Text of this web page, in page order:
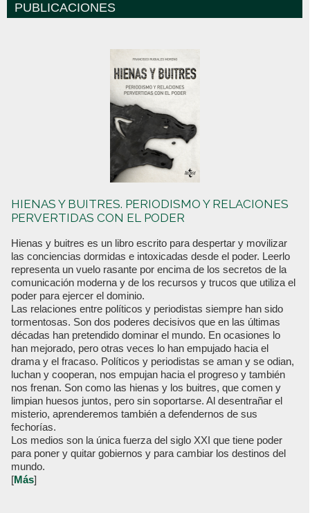
PUBLICACIONES
HIENAS Y BUITRES. PERIODISMO Y RELACIONES
PERVERTIDAS CON EL PODER
Hienas y buitres es un libro escrito para despertar y movilizar
las conciencias dormidas e intoxicadas desde el poder. Leerlo
representa un vuelo rasante por encima de los secretos de la
comunicación moderna y de los recursos y trucos que utiliza el
poder para ejercer el dominio.
Las relaciones entre políticos y periodistas siempre han sido
tormentosas. Son dos poderes decisivos que en las últimas
décadas han pretendido dominar el mundo. En ocasiones lo
han mejorado, pero otras veces lo han empujado hacia el
drama y el fracaso. Políticos y periodistas se aman y se odian,
luchan y cooperan, nos empujan hacia el progreso y también
nos frenan. Son como las hienas y los buitres, que comen y
limpian huesos juntos, pero sin soportarse. Al desentrañar el
misterio, aprenderemos también a defendernos de sus
fechorías.
Los medios son la única fuerza del siglo XXI que tiene poder
para poner y quitar gobiernos y para cambiar los destinos del
mundo.
[Más]